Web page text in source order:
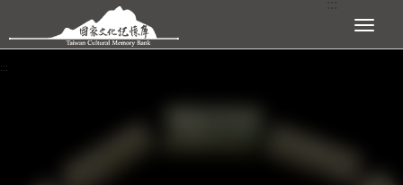
跳到主要內容區塊 展開選單
:::